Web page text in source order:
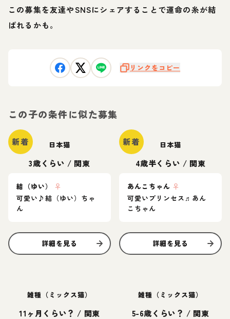
この募集を友達やSNSにシェアすることで運命の糸が結
ばれるかも。
リンクをコピー
この子の条件に似た募集
新着 日本猫
3歳くらい / 関東
結（ゆい）
♀
可愛い♪結（ゆい）ちゃ
ん
詳細を見る
新着 日本猫
4歳半くらい / 関東
あんこちゃん ♀
可愛いプリンセス♬あん
こちゃん
詳細を見る
雑種（ミックス猫）
11ヶ月くらい？ / 関東
雑種（ミックス猫）
5-6歳くらい？ / 関東